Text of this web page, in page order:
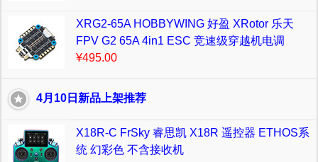
XRG2-65A HOBBYWING 好盈 XRotor 乐天
FPV G2 65A 4in1 ESC 竞速级穿越机电调
¥495.00
4月10日新品上架推荐
X18R-C FrSky 睿思凯 X18R 遥控器 ETHOS系
统 幻彩色 不含接收机